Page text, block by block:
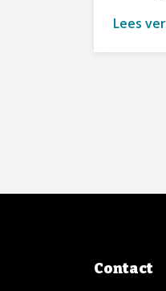
Lees
Contact